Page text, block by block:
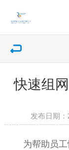
快速组
发布日期
为帮助员